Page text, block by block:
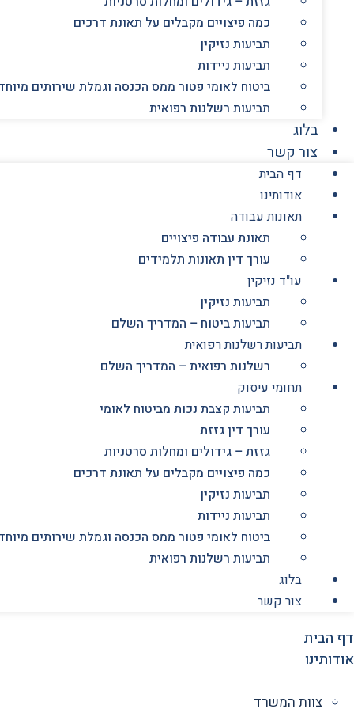
כמה פיצויים מקבלים על תאונת דרכים
תביעות נזיקין
תביעות ניידות
ביטוח לאומי פטור ממס הכנסה וגמלת שירותים
תביעות רשלנות רפואית
בלוג
צור קשר
דף הבית
אודותינו
תאונות עבודה
תאונת עבודה פיצויים
עורך דין תאונות תלמידים
עו"ד נזיקין
תביעות נזיקין
תביעות ביטוח – המדריך השלם
תביעות רשלנות רפואית
רשלנות רפואית – המדריך השלם
תחומי עיסוק
תביעות קצבת נכות מביטוח לאומי
עורך דין גזזת
גזזת – גידולים ומחלות סרטניות
כמה פיצויים מקבלים על תאונת דרכים
תביעות נזיקין
תביעות ניידות
ביטוח לאומי פטור ממס הכנסה וגמלת שירותים
תביעות רשלנות רפואית
בלוג
צור קשר
דף הבית
אודותינו
צוות המשרד